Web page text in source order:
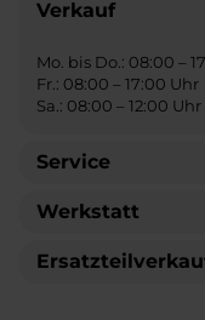
Verkauf
Mo. bis Do.: 08:00 –
Fr.: 08:00 – 17:00 Uhr
Sa.: 08:00 – 12:00 Uhr
Service
Werkstatt